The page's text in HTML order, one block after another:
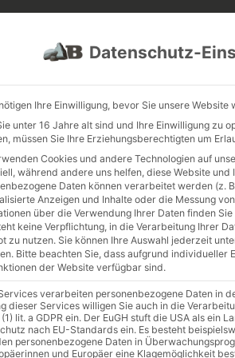
/ Bauholz
Datenschutz-
Ihre Einwilligung, bevor Sie unsere Website
unter 16 Jahre alt sind und Ihre Einwilligung zu
müssen Sie Ihre Erziehungsberechtigten um
Cookies und andere Technologien auf
während andere uns helfen, diese Website
Daten können verarbeitet werden (z.
Anzeigen und Inhalte oder die Messung
über die Verwendung Ihrer Daten finden
keine Verpflichtung, in die Verarbeitung Ihrer
zu nutzen. Sie können Ihre Auswahl jederzeit
Bitte beachten Sie, dass aufgrund individueller
der Website verfügbar sind.
verarbeiten personenbezogene Daten in
dieser Services willigen Sie auch in die
lit. a GDPR ein. Der EuGH stuft die USA als ein
nach EU-Standards ein. Es besteht
personenbezogene Daten in
und Europäer eine Klagemöglichkeit